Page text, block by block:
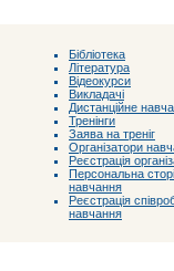
Бібліотека
Література
Відеокурси
Викладачі
Дистанційне
Тренінги
Заява на треніг
Організатори
Реєстрація
Персональна
навчання
Реєстрація
навчання